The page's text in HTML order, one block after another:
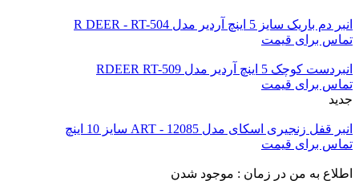
انبر دم باریک سایز 5 اینچ آردیر مدل R DEER - RT-504
تماس برای قیمت
انبردست کوچک 5 اینچ آردیر مدل RDEER RT-509
تماس برای قیمت
جدید
انبر قفل زنجیری اسکای مدل ART - 12085 سایز 10 اینچ
تماس برای قیمت
اطلاع به من در زمان : موجود شدن